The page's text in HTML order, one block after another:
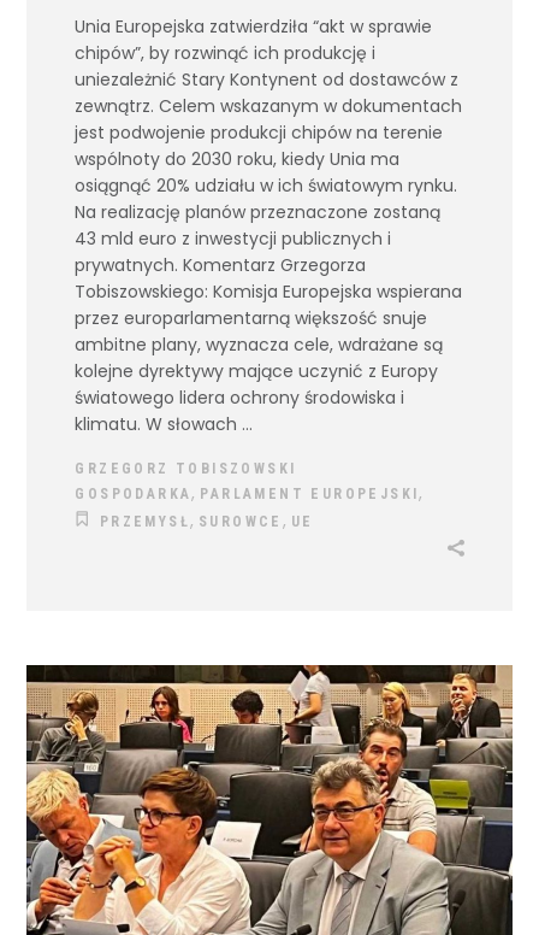
Unia Europejska zatwierdziła “akt w sprawie
chipów”, by rozwinąć ich produkcję i
uniezależnić Stary Kontynent od dostawców z
zewnątrz. Celem wskazanym w dokumentach
jest podwojenie produkcji chipów na terenie
wspólnoty do 2030 roku, kiedy Unia ma
osiągnąć 20% udziału w ich światowym rynku.
Na realizację planów przeznaczone zostaną
43 mld euro z inwestycji publicznych i
prywatnych. Komentarz Grzegorza
Tobiszowskiego: Komisja Europejska wspierana
przez europarlamentarną większość snuje
ambitne plany, wyznacza cele, wdrażane są
kolejne dyrektywy mające uczynić z Europy
światowego lidera ochrony środowiska i
klimatu. W słowach
GRZEGORZ TOBISZOWSKI
GOSPODARKA, PARLAMENT EUROPEJSKI,
PRZEMYSŁ, SUROWCE , UE